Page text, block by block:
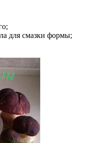
для смазки формы;